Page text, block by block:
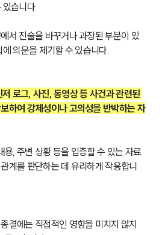
팀소개
습니다.
서 진술을 바꾸거나 과장된 부분이 있
의문을 제기할 수 있습니다.
로그, 사진, 동영상 등 사건과 관련된
하여 강제성이나 고의성을 반박하는 자
용, 주변 상황 등을 입증할 수 있는 자료
계를 판단하는 데 유리하게 작용합니
결에는 직접적인 영향을 미치지 않지